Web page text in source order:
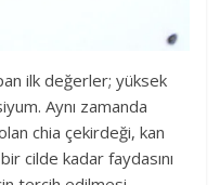
ilk değerler; yüksek
Aynı zamanda
chia çekirdeği, kan
cilde kadar faydasını